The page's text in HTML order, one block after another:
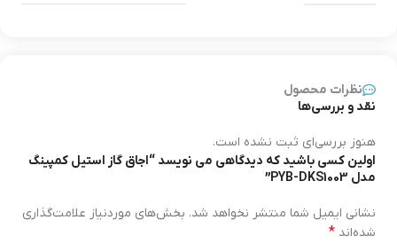
نظرات محصول
نقد و بررسی‌ها
هنوز بررسی‌ای ثبت نشده است.
اولین کسی باشید که دیدگاهی می نویسد “اجاق گاز استیل کمپینگ
مدل PYB-DKS1003”
نشانی ایمیل شما منتشر نخواهد شد. بخش‌های موردنیاز علامت‌گذاری
شده‌اند *